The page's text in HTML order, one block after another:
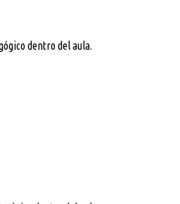
dentro del aula.